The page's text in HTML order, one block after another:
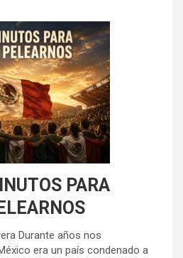
PARA
Durante años nos
era un país condenado a